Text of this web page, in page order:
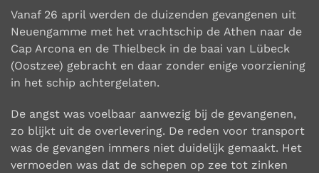
Vanaf 26 april werden de duizenden gevangenen uit
Neuengamme met het vrachtschip de Athen naar de
Cap Arcona en de Thielbeck in de baai van Lübeck
(Oostzee) gebracht en daar zonder enige voorziening
in het schip achtergelaten.
De angst was voelbaar aanwezig bij de gevangenen,
zo blijkt uit de overlevering. De reden voor transport
was de gevangen immers niet duidelijk gemaakt. Het
vermoeden was dat de schepen op zee tot zinken